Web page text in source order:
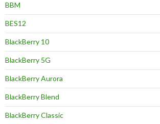
BBM
BES12
BlackBerry 10
BlackBerry 5G
BlackBerry Aurora
BlackBerry Blend
BlackBerry Classic